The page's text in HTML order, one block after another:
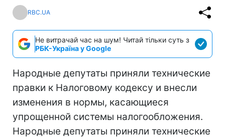
RBC.UA
Не витрачай час на шум! Читай тільки суть з
РБК-Україна у Google
Народные депутаты приняли технические
правки к Налоговому кодексу и внесли
изменения в нормы, касающиеся
упрощенной системы налогообложения.
Народные депутаты приняли технические